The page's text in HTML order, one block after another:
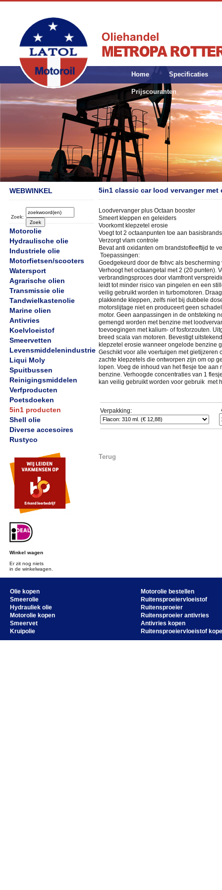
Home Specificaties
Prijscouranten
WEBWINKEL
Zoek:
Motorolie
Hydraulische olie
Industriele olie
Motorfietsen/scooters
Watersport
Agrarische olien
Transmissie olie
Tandwielkastenolie
Marine olien
Antivries
Koelvloeistof
Smeervetten
Levensmiddelenindustrie
Liqui Moly
Spuitbussen
Reinigingsmiddelen
Verfproducten
Poetsdoeken
5in1 producten
Shell olie
Diverse accesoires
Rustyco
Winkel wagen
Er zit nog niets
in de winkelwagen.
5in1 classic car lood vervanger met
Loodvervanger plus Octaan booster
Smeert kleppen en geleiders
Voorkomt klepzetel erosie
Voegt tot 2 octaanpunten toe aan
Verzorgt vlam controle
Bevat anti oxidanten om brandstofleeftijd te
Toepassingen:
Goedgekeurd door de fbhvc als
Verhoogt het octaangetal met 2 (20 punten).
verbrandingsproces door vlamfront
leidt tot minder risico van pingelen en een
veilig gebruikt worden in turbomotoren.
plakkende kleppen, zelfs niet bij dubbele
motorslijtage niet en produceert geen
motor. Geen aanpassingen in de ontsteking
gemengd worden met benzine met
toevoegingen met kalium- of fosforzouten.
breed scala van motoren. Bevestigt
klepzetel erosie wanneer ongelode benzine
Geschikt voor alle voertuigen met gietijzeren
zachte klepzetels die ontworpen zijn om op
lopen. Voeg de inhoud van het flesje toe aan
benzine. Verhoogde concentraties van 1
kan veilig gebruikt worden voor gebruik met
Verpakking:
Terug
Olie kopen
Smeerolie
Hydrauliek olie
Motorolie kopen
Smeervet
Kruipolie
Motorolie bestellen
Ruitensproeiervloeistof
Ruitensproeier
Ruitensproeier antivries
Antivries kopen
Ruitensproeiervloeistof